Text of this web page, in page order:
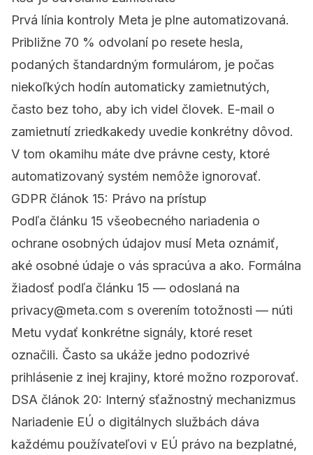
Prvá línia kontroly Meta je plne automatizovaná.
Približne 70 % odvolaní po resete hesla,
podaných štandardným formulárom, je počas
niekoľkých hodín automaticky zamietnutých,
často bez toho, aby ich videl človek. E-mail o
zamietnutí zriedkakedy uvedie konkrétny dôvod.
V tom okamihu máte dve právne cesty, ktoré
automatizovaný systém nemôže ignorovať.
GDPR článok 15: Právo na prístup
Podľa článku 15 všeobecného nariadenia o
ochrane osobných údajov musí Meta oznámiť,
aké osobné údaje o vás spracúva a ako. Formálna
žiadosť podľa článku 15 — odoslaná na
privacy@meta.com s overením totožnosti — núti
Metu vydať konkrétne signály, ktoré reset
označili. Často sa ukáže jedno podozrivé
prihlásenie z inej krajiny, ktoré možno rozporovať.
DSA článok 20: Interný sťažnostný mechanizmus
Nariadenie EÚ o digitálnych službách dáva
každému používateľovi v EÚ právo na bezplatné,